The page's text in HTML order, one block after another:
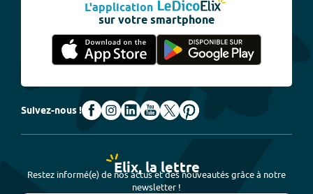
L'application
sur votre smartphone
Suivez-nous !
Elix, la lettre
Restez informé(e) de nos actus et des nouveautés grâce à notre
newsletter !